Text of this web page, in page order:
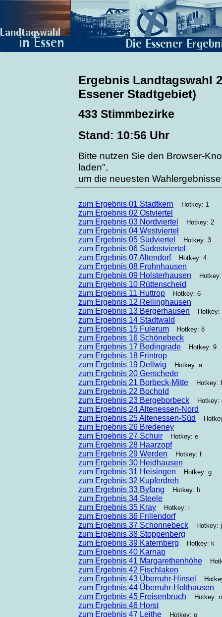
Ergebnis Landtagswahl
Essener Stadtgebiet)
433 Stimmbezirke
Stand: 10:56 Uhr
Bitte nutzen Sie den Browser-
laden",
um die neuesten
zum Ergebnis 01 Stadtkern Hotkey: 1
zum Ergebnis 02 Ostviertel
zum Ergebnis 03 Nordviertel
Hotkey: 2
zum Ergebnis 04 Westviertel
zum Ergebnis 05 Südviertel
Hotkey: 3
zum Ergebnis 06 Südostviertel
zum Ergebnis 07 Altendorf
Hotkey: 4
zum Ergebnis 08 Frohnhausen
zum Ergebnis 09 Holsterhausen
zum Ergebnis 10 Rüttenscheid
zum Ergebnis 11 Huttrop
Hotkey: 6
zum Ergebnis 12 Rellinghausen
zum Ergebnis 13 Bergerhausen
Hotkey:
zum Ergebnis 14 Stadtwald
zum Ergebnis 15 Fulerum
Hotkey: 8
zum Ergebnis 16 Schönebeck
zum Ergebnis 17 Bedingrade
Hotkey: 9
zum Ergebnis 18 Frintrop
zum Ergebnis 19 Dellwig
Hotkey: a
zum Ergebnis 20 Gerschede
zum Ergebnis 21 Borbeck-Mitte
Hotkey:
zum Ergebnis 22 Bochold
zum Ergebnis 23 Bergeborbeck
Hotkey:
zum Ergebnis 24 Altenessen-Nord
zum Ergebnis 25 Altenessen-Süd
zum Ergebnis 26 Bredeney
zum Ergebnis 27 Schuir
Hotkey: e
zum Ergebnis 28 Haarzopf
zum Ergebnis 29 Werden
Hotkey: f
zum Ergebnis 30 Heidhausen
zum Ergebnis 31 Heisingen
Hotkey: g
zum Ergebnis 32 Kupferdreh
zum Ergebnis 33 Byfang
Hotkey: h
zum Ergebnis 34 Steele
zum Ergebnis 35 Kray
Hotkey: i
zum Ergebnis 36 Frillendorf
zum Ergebnis 37 Schonnebeck
Hotkey: j
zum Ergebnis 38 Stoppenberg
zum Ergebnis 39 Katernberg
Hotkey: k
zum Ergebnis 40 Karnap
zum Ergebnis 41 Margarethenhöhe
zum Ergebnis 42 Fischlaken
zum Ergebnis 43 Überruhr-Hinsel
zum Ergebnis 44 Überruhr-Holthausen
zum Ergebnis 45 Freisenbruch
Hotkey: n
zum Ergebnis 46 Horst
zum Ergebnis 47 Leithe
Hotkey: o